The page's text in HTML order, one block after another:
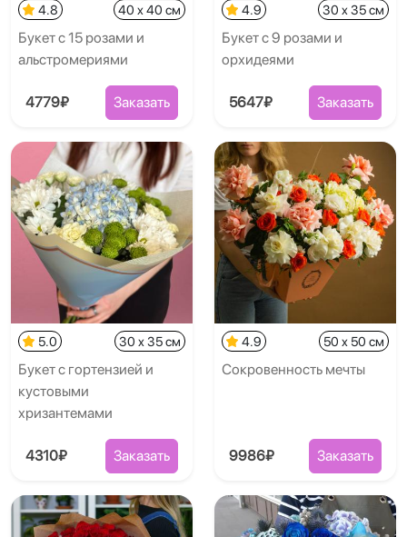
4.8 40 x 40 см
Букет с 15 розами и
альстромериями
4779₽ Заказать
4.9 30 x 35 см
Букет с 9 розами и
орхидеями
5647₽ Заказать
5.0 30 x 35 см
Букет с гортензией и
кустовыми
хризантемами
4310₽ Заказать
4.9 50 x 50 см
Сокровенность мечты
9986₽ Заказать